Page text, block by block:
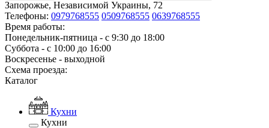
Запорожье, Независимой Украины, 72
Телефоны: 0979768555 0509768555 0639768555
Время работы:
Понедельник-пятница - с 9:30 до 18:00
Суббота - с 10:00 до 16:00
Воскресенье - выходной
Схема проезда:
Каталог
Кухни
Кухни